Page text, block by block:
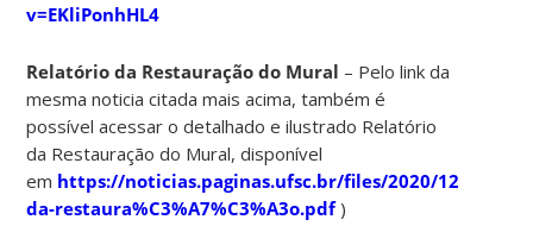
v=EKliPonhHL4
Relatório da Restauração do Mural – Pelo link da
mesma noticia citada mais acima, também é
possível acessar o detalhado e ilustrado Relatório
da Restauração do Mural, disponível
em https://noticias.paginas.ufsc.br/files/2020/12/
da-restaura%C3%A7%C3%A3o.pdf)